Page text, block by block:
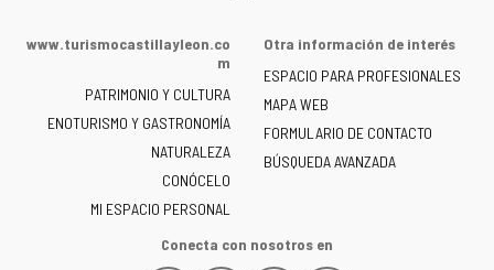
la
de
Castilla
y
León
-
www.turismocastillayleon.co
m
PATRIMONIO Y CULTURA
ENOTURISMO Y GASTRONOMÍA
NATURALEZA
CONÓCELO
MI ESPACIO PERSONAL
Otra información de interés
ESPACIO PARA PROFESIONALES
MAPA WEB
FORMULARIO DE CONTACTO
BÚSQUEDA AVANZADA
Conecta con nosotros en